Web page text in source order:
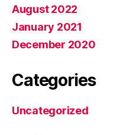
August 2022
January 2021
December 2020
Categories
Uncategorized